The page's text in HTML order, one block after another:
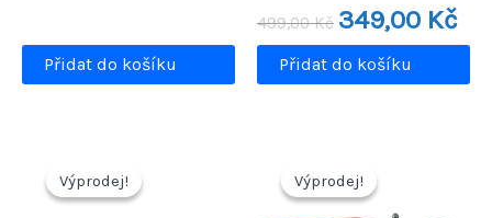
Přidat do košíku
499,00Kč
Původní
cena
499,00 Kč.
349,00 Kč
je:
Přidat do košíku
Výprodej!
Výprodej! Výprodej!
Výprodej!